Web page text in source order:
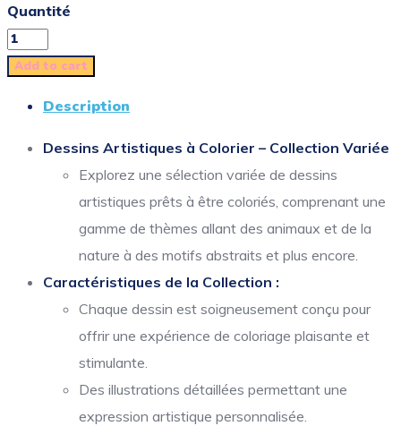
Quantité
Add to cart
Description
Dessins Artistiques à Colorier – Collection Variée
Explorez une sélection variée de dessins
artistiques prêts à être coloriés, comprenant une
gamme de thèmes allant des animaux et de la
nature à des motifs abstraits et plus encore.
Caractéristiques de la Collection :
Chaque dessin est soigneusement conçu pour
offrir une expérience de coloriage plaisante et
stimulante.
Des illustrations détaillées permettant une
expression artistique personnalisée.